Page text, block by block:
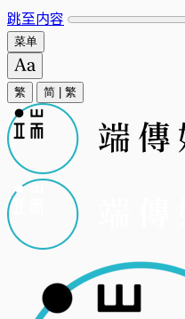
跳至内容
菜单
繁 简 繁